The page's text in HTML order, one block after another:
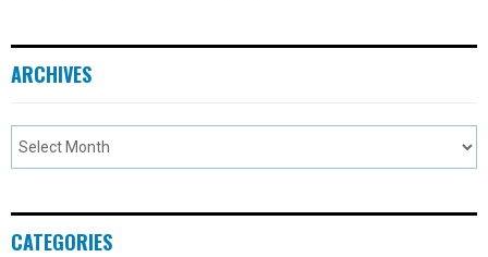
ARCHIVES
CATEGORIES